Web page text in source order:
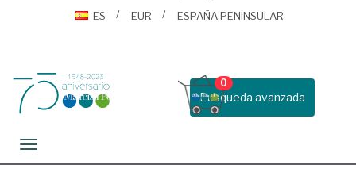
ES
EUR ESPAÑA PENINSULAR
Busqueda avanzada
0
Toggle navigation